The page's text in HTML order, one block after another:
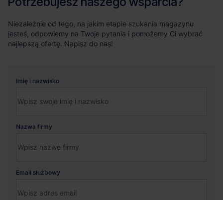
Niezależnie od tego, na jakim etapie szukania magazynu
jesteś, odpowiemy na Twoje pytania i pomożemy Ci wybrać
najlepszą ofertę. Napisz do nas!
Imię i nazwisko
Nazwa firmy
Email służbowy